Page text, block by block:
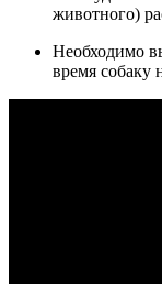
животного)
Необходимо
время собаку